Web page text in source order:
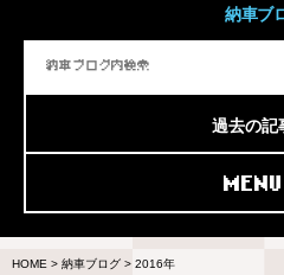
納車ブ
過去の記
MENU
HOME > 納車ブログ > 2016年